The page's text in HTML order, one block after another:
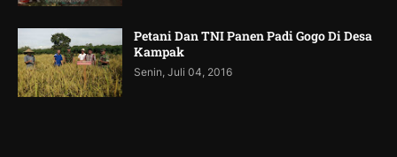
Petani Dan TNI Panen Padi Gogo Di Desa
Kampak
Senin, Juli 04, 2016